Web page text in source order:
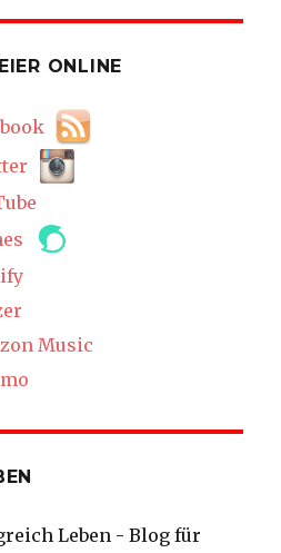
ONLINE
Leben - Blog für